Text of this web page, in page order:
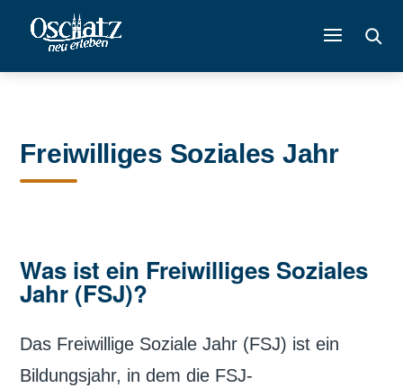
Freiwilliges Soziales Jahr
Was ist ein Freiwilliges Soziales
Jahr (FSJ)?
Das Freiwillige Soziale Jahr (FSJ) ist ein
Bildungsjahr, in dem die FSJ-